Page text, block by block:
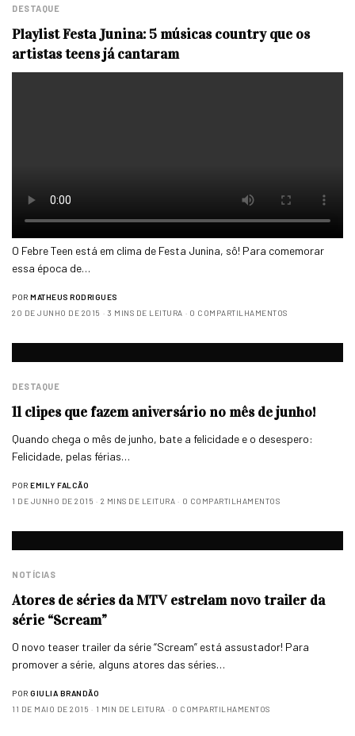
DESTAQUE
Playlist Festa Junina: 5 músicas country que os
artistas teens já cantaram
O Febre Teen está em clima de Festa Junina, sô! Para comemorar
essa época de…
POR MATHEUS RODRIGUES
20 DE JUNHO DE 2015
3 MINS DE LEITURA 0 COMPARTILHAMENTOS
DESTAQUE
11 clipes que fazem aniversário no mês de junho!
Quando chega o mês de junho, bate a felicidade e o desespero:
Felicidade, pelas férias…
POR EMILY FALCÃO
1 DE JUNHO DE 2015
2 MINS DE LEITURA 0 COMPARTILHAMENTOS
NOTÍCIAS
Atores de séries da MTV estrelam novo trailer da
série “Scream”
O novo teaser trailer da série “Scream” está assustador! Para
promover a série, alguns atores das séries…
POR GIULIA BRANDÃO
11 DE MAIO DE 2015
1 MIN DE LEITURA 0 COMPARTILHAMENTOS